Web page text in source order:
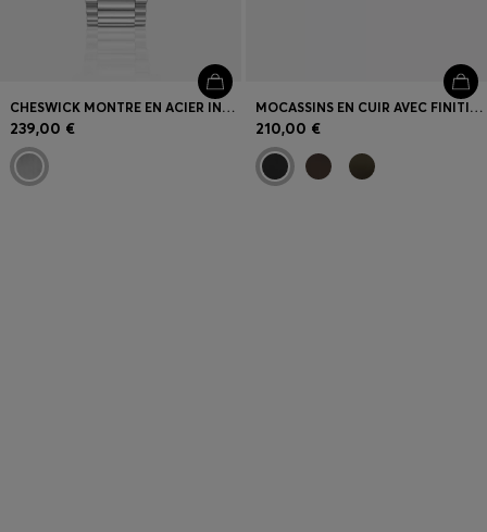
CHESWICK MONTRE EN ACIER INOXYDABLE À LUNETTE CANNELÉE
239,00 €
MOCASSINS EN CUIR AVEC FINITION PENNY
210,00 €